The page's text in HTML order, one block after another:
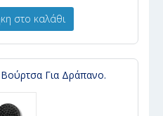
στο καλάθι
Για Δράπανο.